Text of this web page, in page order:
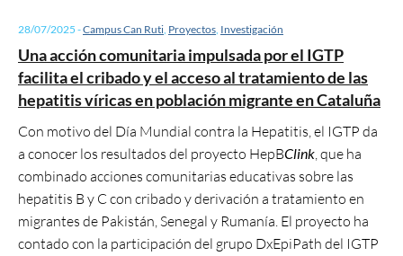
28/07/2025 -Campus Can Ruti, Proyectos, Investigación
Una acción comunitaria impulsada por el IGTP
facilita el cribado y el acceso al tratamiento de las
hepatitis víricas en población migrante en Cataluña
Con motivo del Día Mundial contra la Hepatitis, el IGTP da
a conocer los resultados del proyecto HepBClink , que ha
combinado acciones comunitarias educativas sobre las
hepatitis B y C con cribado y derivación a tratamiento en
migrantes de Pakistán, Senegal y Rumanía. El proyecto ha
contado con la participación del grupo DxEpiPath del IGTP